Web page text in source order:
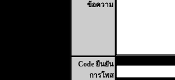
ข้อความ
Code ยืนยัน
การโพส